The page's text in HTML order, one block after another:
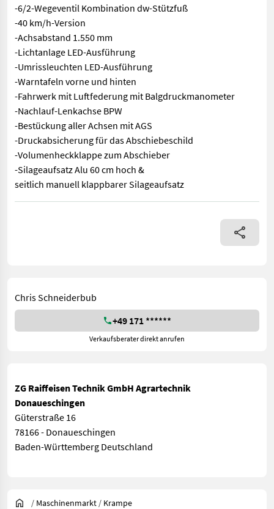
-6/2-Wegeventil Kombination dw-Stützfuß
-40 km/h-Version
-Achsabstand 1.550 mm
-Lichtanlage LED-Ausführung
-Umrissleuchten LED-Ausführung
-Warntafeln vorne und hinten
-Fahrwerk mit Luftfederung mit Balgdruckmanometer
-Nachlauf-Lenkachse BPW
-Bestückung aller Achsen mit AGS
-Druckabsicherung für das Abschiebeschild
-Volumenheckklappe zum Abschieber
-Silageaufsatz Alu 60 cm hoch &
seitlich manuell klappbarer Silageaufsatz
Sofort ab Lager verfügbar ist dieser Krampe Rambody 680
Chris Schneiderbub
+49 171 ******
Verkaufsberater direkt anrufen
ZG Raiffeisen Technik GmbH Agrartechnik
Donaueschingen
Güterstraße 16
78166 - Donaueschingen
Baden-Württemberg Deutschland
/ Maschinenmarkt / Krampe